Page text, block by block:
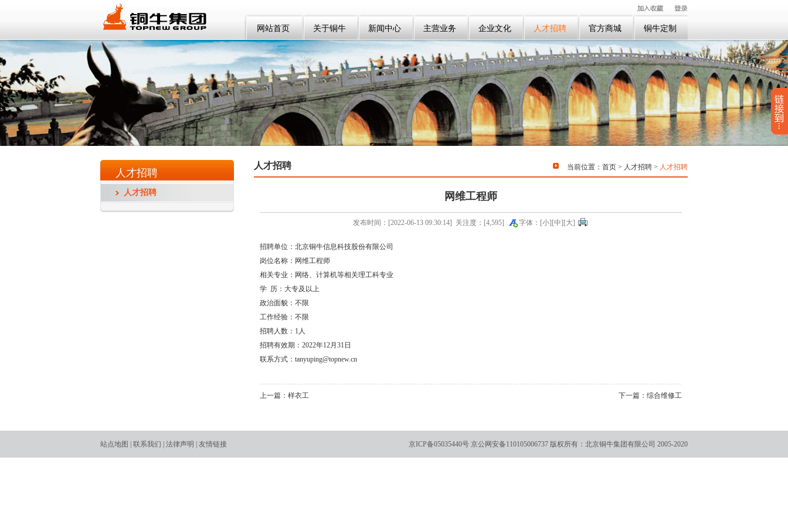
网站首页 关于铜牛 新闻中心 主营业务 企业文化 人才招聘 官方商城 铜牛定制
人才招聘
人才招聘
人才招聘 当前位置： 首页 > 人才招聘 > 人才招聘
网维工程师
发布时间：[2022-06-13 09:30:14] 关注度：[4,595] 字体：[小][中][大]
招聘单位：北京铜牛信息科技股份有限公司
岗位名称：网维工程师
相关专业：网络、计算机等相关理工科专业
学 历：大专及以上
政治面貌：不限
工作经验：不限
招聘人数：1人
招聘有效期：2022年12月31日
联系方式：tanyuping@topnew.cn
上一篇： 样衣工 下一篇： 综合维修工
站点地图 联系我们 法律声明 友情链接 京ICP备05035440号 京公网安备110105006737 版权所有：北京铜牛集团有限公司 2005-2020